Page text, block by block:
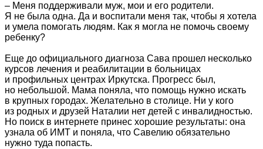
– Меня поддерживали муж, мои и его родители.
Я не была одна. Да и воспитали меня так, чтобы я хотела
и умела помогать людям. Как я могла не помочь своему
ребенку?
Еще до официального диагноза Сава прошел несколько
курсов лечения и реабилитации в больницах
и профильных центрах Иркутска. Прогресс был,
но небольшой. Мама поняла, что помощь нужно искать
в крупных городах. Желательно в столице. Ни у кого
из родных и друзей Наталии нет детей с инвалидностью.
Но поиск в интернете принес хорошие результаты: она
узнала об ИМТ и поняла, что Савелию обязательно
нужно туда попасть.